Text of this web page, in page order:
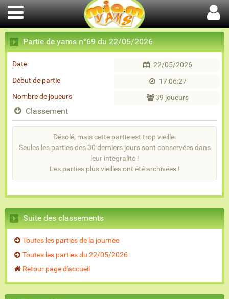
Partie de yams n°69 du 22/05/2026
Date
22/05/2026
Début de partie
17:06:27
Nombre de joueurs
39 joueurs
Classement
Désolé, mais cette partie est trop vieille.
Seules les parties des 30 derniers jours sont conservées dans
leur intégralité !
Les parties plus vieilles ont été archivées !
Suite des classements
Toutes les parties de la journée
Toutes les parties du 22/05/2026
Retour page d'accueil